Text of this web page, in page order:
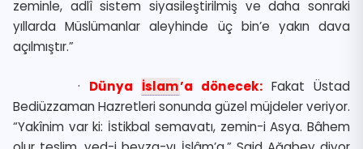
zeminle, adlî sistem siyasileştirilmiş ve daha sonraki
yıllarda Müslümanlar aleyhinde üç bin’e yakın dava
açılmıştır.”
· Dünya İslam’a dönecek: Fakat Üstad
Bediüzzaman Hazretleri sonunda güzel müjdeler veriyor.
“Yakînim var ki: İstikbal semavatı, zemin-i Asya. Bâhem